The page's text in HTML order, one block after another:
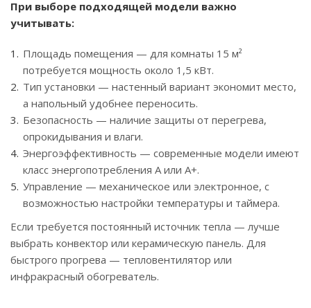
При выборе подходящей модели важно
учитывать:
Площадь помещения — для комнаты 15 м²
потребуется мощность около 1,5 кВт.
Тип установки — настенный вариант экономит место,
а напольный удобнее переносить.
Безопасность — наличие защиты от перегрева,
опрокидывания и влаги.
Энергоэффективность — современные модели имеют
класс энергопотребления A или A+.
Управление — механическое или электронное, с
возможностью настройки температуры и таймера.
Если требуется постоянный источник тепла — лучше
выбрать конвектор или керамическую панель. Для
быстрого прогрева — тепловентилятор или
инфракрасный обогреватель.